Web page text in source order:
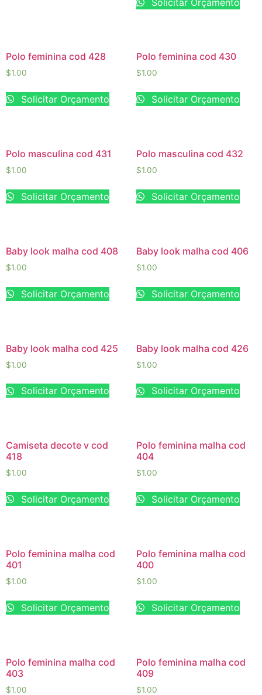
Polo feminina cod 428
$1.00
Solicitar Orçamento
Polo feminina cod 430
$1.00
Solicitar Orçamento
Polo masculina cod 431
$1.00
Solicitar Orçamento
Polo masculina cod 432
$1.00
Solicitar Orçamento
Baby look malha cod 408
$1.00
Solicitar Orçamento
Baby look malha cod 406
$1.00
Solicitar Orçamento
Baby look malha cod 425
$1.00
Solicitar Orçamento
Baby look malha cod 426
$1.00
Solicitar Orçamento
Camiseta decote v cod
418
$1.00
Solicitar Orçamento
Polo feminina malha cod
404
$1.00
Solicitar Orçamento
Polo feminina malha cod
401
$1.00
Solicitar Orçamento
Polo feminina malha cod
400
$1.00
Solicitar Orçamento
Polo feminina malha cod
403
$1.00
Polo feminina malha cod
409
$1.00